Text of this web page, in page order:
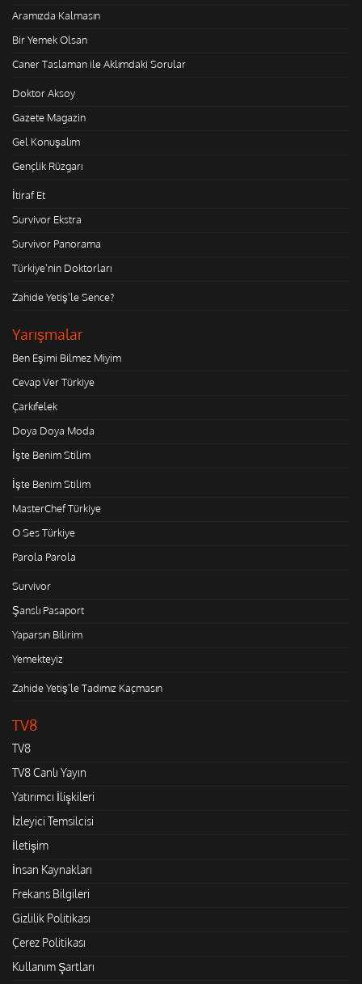
Aramızda Kalmasın
Bir Yemek Olsan
Caner Taslaman ile Aklımdaki Sorular
Doktor Aksoy
Gazete Magazin
Gel Konuşalım
Gençlik Rüzgarı
İtiraf Et
Survivor Ekstra
Survivor Panorama
Türkiye'nin Doktorları
Zahide Yetiş'le Sence?
Yarışmalar
Ben Eşimi Bilmez Miyim
Cevap Ver Türkiye
Çarkıfelek
Doya Doya Moda
İşte Benim Stilim
İşte Benim Stilim
MasterChef Türkiye
O Ses Türkiye
Parola Parola
Survivor
Şanslı Pasaport
Yaparsın Bilirim
Yemekteyiz
Zahide Yetiş'le Tadımız Kaçmasın
TV8
TV8
TV8 Canlı Yayın
Yatırımcı İlişkileri
İzleyici Temsilcisi
İletişim
İnsan Kaynakları
Frekans Bilgileri
Gizlilik Politikası
Çerez Politikası
Kullanım Şartları